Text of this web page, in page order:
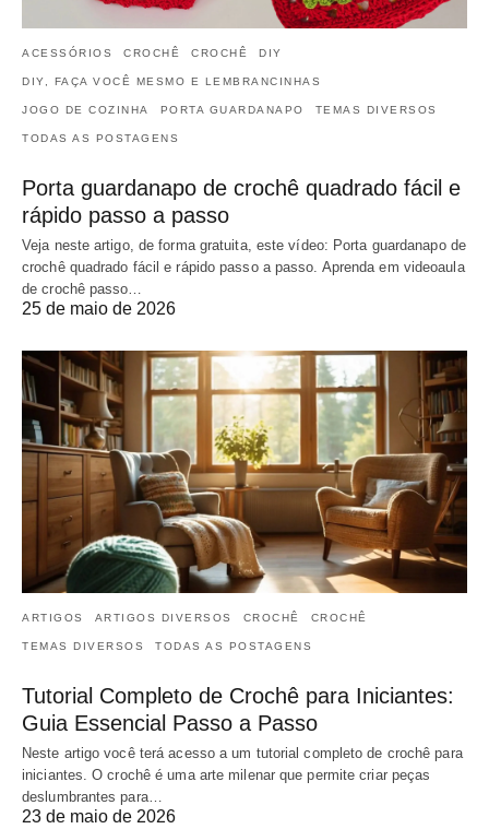
ACESSÓRIOS CROCHÊ CROCHÊ DIY
DIY, FAÇA VOCÊ MESMO E LEMBRANCINHAS
JOGO DE COZINHA PORTA GUARDANAPO TEMAS DIVERSOS
TODAS AS POSTAGENS
Porta guardanapo de crochê quadrado fácil e
rápido passo a passo
Veja neste artigo, de forma gratuita, este vídeo: Porta guardanapo de
crochê quadrado fácil e rápido passo a passo. Aprenda em videoaula
de crochê passo…
25 de maio de 2026
ARTIGOS ARTIGOS DIVERSOS CROCHÊ CROCHÊ
TEMAS DIVERSOS TODAS AS POSTAGENS
Tutorial Completo de Crochê para Iniciantes:
Guia Essencial Passo a Passo
Neste artigo você terá acesso a um tutorial completo de crochê para
iniciantes. O crochê é uma arte milenar que permite criar peças
deslumbrantes para…
23 de maio de 2026